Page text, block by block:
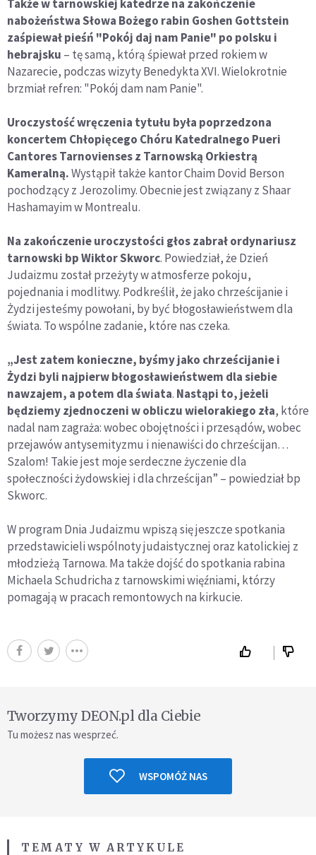
Także w tarnowskiej katedrze na zakończenie
nabożeństwa Słowa Bożego rabin Goshen Gottstein
zaśpiewał pieśń "Pokój daj nam Panie" po polsku i
hebrajsku – tę samą, którą śpiewał przed rokiem w
Nazarecie, podczas wizyty Benedykta XVI. Wielokrotnie
brzmiał refren: "Pokój dam nam Panie".
Uroczystość wręczenia tytułu była poprzedzona
koncertem Chłopięcego Chóru Katedralnego Pueri
Cantores Tarnovienses z Tarnowską Orkiestrą
Kameralną.Wystąpił także kantor Chaim Dovid Berson
pochodzący z Jerozolimy. Obecnie jest związany z Shaar
Hashamayim w Montrealu.
Na zakończenie uroczystości głos zabrał ordynariusz
tarnowski bp Wiktor Skworc. Powiedział, że Dzień
Judaizmu został przeżyty w atmosferze pokoju,
pojednania i modlitwy. Podkreślił, że jako chrześcijanie i
Żydzi jesteśmy powołani, by być błogosławieństwem dla
świata. To wspólne zadanie, które nas czeka.
„Jest zatem konieczne, byśmy jako chrześcijanie i
Żydzi byli najpierw błogosławieństwem dla siebie
nawzajem, a potem dla świata. Nastąpi to, jeżeli
będziemy zjednoczeni w obliczu wielorakiego zła, które
nadal nam zagraża: wobec obojętności i przesądów, wobec
przejawów antysemityzmu i nienawiści do chrześcijan…
Szalom! Takie jest moje serdeczne życzenie dla
społeczności żydowskiej i dla chrześcijan” – powiedział bp
Skworc.
W program Dnia Judaizmu wpiszą się jeszcze spotkania
przedstawicieli wspólnoty judaistycznej oraz katolickiej z
młodzieżą Tarnowa. Ma także dojść do spotkania rabina
Michaela Schudricha z tarnowskimi więźniami, którzy
pomagają w pracach remontowych na kirkucie.
Tworzymy DEON.pl dla Ciebie
Tu możesz nas wesprzeć.
WSPOMÓŻ NAS
TEMATY W ARTYKULE